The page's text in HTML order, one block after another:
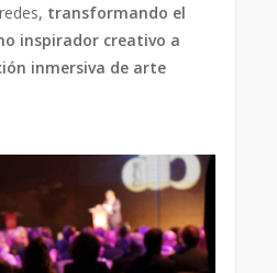
transformando el
inspirador creativo a
inmersiva de arte